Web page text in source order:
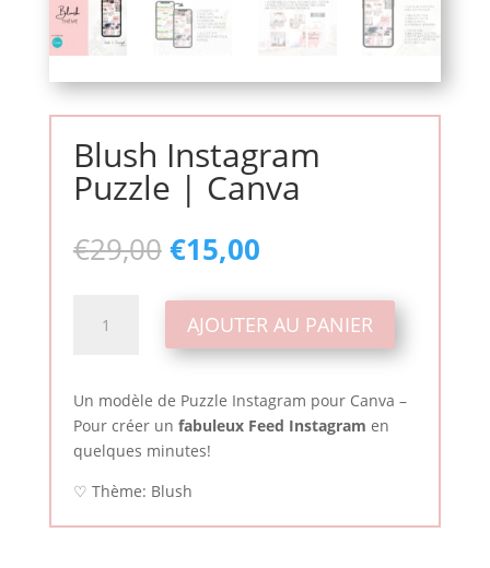
Blush Instagram
Puzzle | Canva
€29,00 Le
prix
initial
était :
€29,00.
€15,00Le
actuel
est :
€15,00.
Puzzle
|
Canva
AJOUTER AU PANIER
Un modèle de Puzzle Instagram pour Canva –
Pour créer un fabuleux Feed Instagram en
quelques minutes!
♡ Thème: Blush